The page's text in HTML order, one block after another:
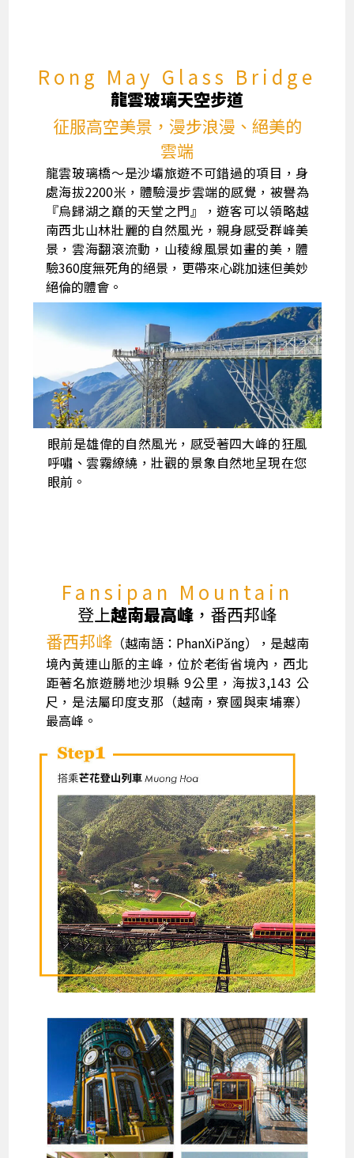
Rong May Glass Bridge
龍雲玻璃天空步道
征服高空美景，漫步浪漫、絕美的
雲端
龍雲玻璃橋～是沙壩旅遊不可錯過的項目，身
處海拔2200米，體驗漫步雲端的感覺，被譽為
『烏歸湖之巔的天堂之門』，遊客可以領略越
南西北山林壯麗的自然風光，親身感受群峰美
景，雲海翻滾流動，山稜線風景如畫的美，體
驗360度無死角的絕景，更帶來心跳加速但美妙
絕倫的體會。
眼前是雄偉的自然風光，感受著四大峰的狂風
呼嘯、雲霧繚繞，壯觀的景象自然地呈現在您
眼前。
Fansipan Mountain
登上越南最高峰 ，番西邦峰
番西邦峰 （越南語：PhanXiPăng），是越南
境內黃連山脈的主峰，位於老街省境內，西北
距著名旅遊勝地沙垻縣 9公里，海拔3,143 公
尺，是法屬印度支那（越南，寮國與柬埔寨）
最高峰。